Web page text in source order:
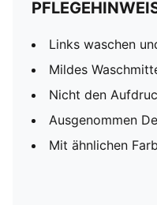
Links waschen
Mildes
Nicht den
Ausgenommen
Mit ähnlichen